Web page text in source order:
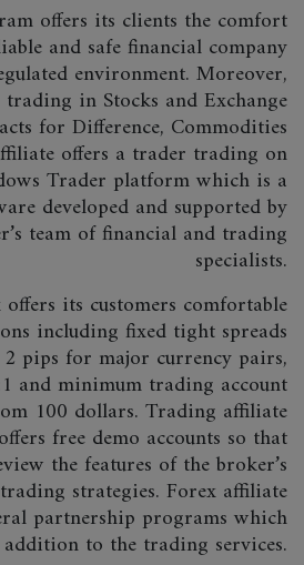
offers its clients the comfort
and safe financial company
environment. Moreover,
in Stocks and Exchange
for Difference, Commodities
offers a trader trading on
Trader platform which is a
developed and supported by
team of financial and trading
specialists.
its customers comfortable
including fixed tight spreads
pips for major currency pairs,
and minimum trading account
100 dollars. Trading affiliate
free demo accounts so that
the features of the broker’s
strategies. Forex affiliate
partnership programs which
to the trading services.